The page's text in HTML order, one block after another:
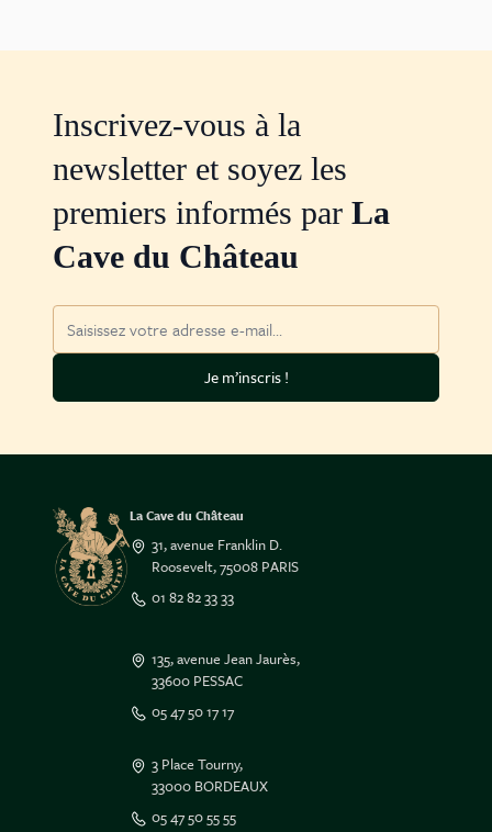
Inscrivez-vous à la
newsletter et soyez les
premiers informés par La
Cave du Château
Adresse mail
Je m’inscris !
La Cave du Château
31, avenue Franklin D.
Roosevelt, 75008 PARIS
01 82 82 33 33
135, avenue Jean Jaurès,
33600 PESSAC
05 47 50 17 17
3 Place Tourny,
33000 BORDEAUX
05 47 50 55 55